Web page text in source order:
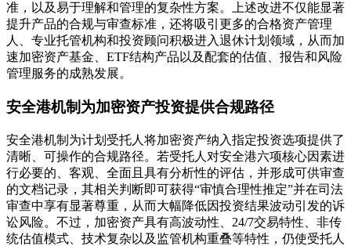
准，以及易于理解和管理的复杂性方案。上述改进不仅能显著
提升产品的合规与审查标准，还将吸引更多的合格资产管理
人、专业托管机构和投资顾问积极进入退休计划领域，从而加
速加密资产基金、ETF结构产品以及配套的估值、报告和风险
管理服务的成熟发展。
安全港机制为加密资产投资提供合规路径
安全港机制为计划受托人将加密资产纳入指定投资选项提供了
清晰、可操作的合规路径。若受托人对安全港六项核心因素进
行必要的、客观、全面且具有分析性的评估，并形成可供审查
的文档记录，其相关判断即可获得“审慎合理性推定”并在司法
审查中享有显著尊重，从而大幅降低因投资结果波动引发的诉
讼风险。不过，加密资产具有高波动性、24/7交易特性、非传
统估值模式、技术复杂以及监管机构重叠等特性，仍使受托人